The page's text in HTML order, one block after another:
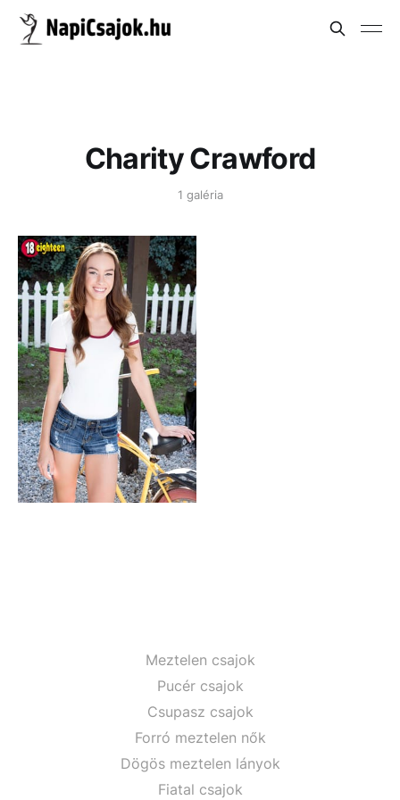
Charity Crawford
1 galéria
Meztelen csajok
Pucér csajok
Csupasz csajok
Forró meztelen nők
Dögös meztelen lányok
Fiatal csajok